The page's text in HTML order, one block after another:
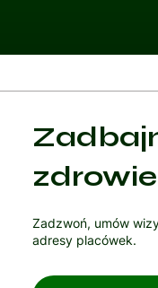
zdrowie
Zadzwoń, umów
adresy placówek.